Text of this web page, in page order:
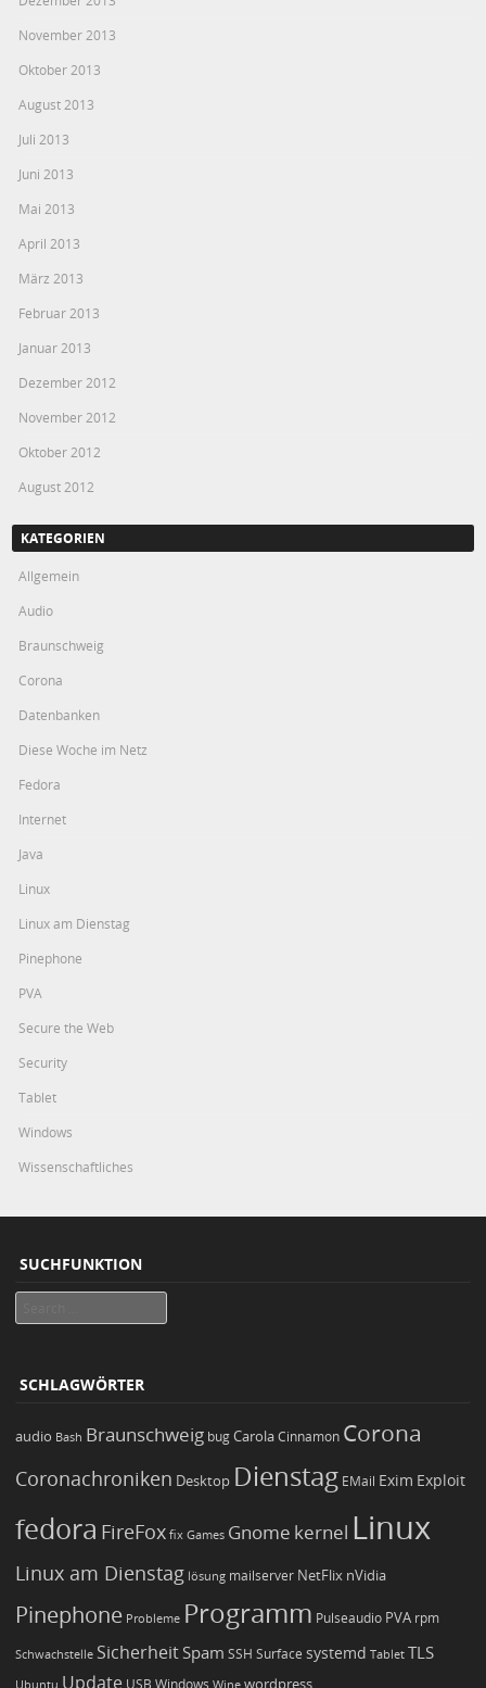
November 2013
Oktober 2013
August 2013
Juli 2013
Juni 2013
Mai 2013
April 2013
März 2013
Februar 2013
Januar 2013
Dezember 2012
November 2012
Oktober 2012
August 2012
KATEGORIEN
Allgemein
Audio
Braunschweig
Corona
Datenbanken
Diese Woche im Netz
Fedora
Internet
Java
Linux
Linux am Dienstag
Pinephone
PVA
Secure the Web
Security
Tablet
Windows
Wissenschaftliches
SUCHFUNKTION
SCHLAGWÖRTER
audio Bash Braunschweig bugCarola Cinnamon Corona
Coronachroniken Desktop Dienstag EMail Exim Exploit
fedora FireFox fix Games Gnome kernel Linux
Linux am Dienstag lösung mailserver NetFlix nVidia
Pinephone Probleme Programm Pulseaudio PVA rpm
Schwachstelle Sicherheit Spam SSH Surface systemd Tablet TLS
Ubuntu Update USB Windows Wine wordpress